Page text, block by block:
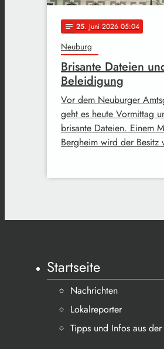
notes 25. Juni 2026 05:04
Neuburg
Brisante Dateien
Beleidigung
Vor dem Neuburger
geht es heute Vormittag
brisante Dateien. Einem
Bergheim wird der
Startseite
Nachrichten
Lokalreporter
Tipps und Infos aus